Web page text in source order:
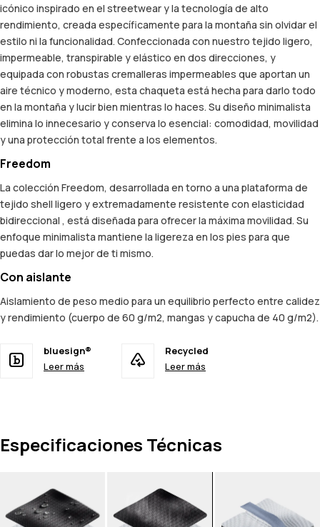
icónico inspirado en el streetwear y la tecnología de alto
rendimiento, creada específicamente para la montaña sin olvidar el
estilo ni la funcionalidad. Confeccionada con nuestro tejido ligero,
impermeable, transpirable y elástico en dos direcciones, y
equipada con robustas cremalleras impermeables que aportan un
aire técnico y moderno, esta chaqueta está hecha para darlo todo
en la montaña y lucir bien mientras lo haces. Su diseño minimalista
elimina lo innecesario y conserva lo esencial: comodidad, movilidad
y una protección total frente a los elementos.
Freedom
La colección Freedom, desarrollada en torno a una plataforma de
tejido shell ligero y extremadamente resistente con elasticidad
bidireccional , está diseñada para ofrecer la máxima movilidad. Su
enfoque minimalista mantiene la ligereza en los pies para que
puedas dar lo mejor de ti mismo.
Con aislante
Aislamiento de peso medio para un equilibrio perfecto entre calidez
y rendimiento (cuerpo de 60 g/m2, mangas y capucha de 40 g/m2).
bluesign®
Leer más
Recycled
Leer más
Especificaciones Técnicas